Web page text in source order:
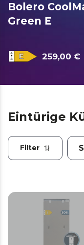
Bolero
Green E
259,00 €
Eintürige
Filter